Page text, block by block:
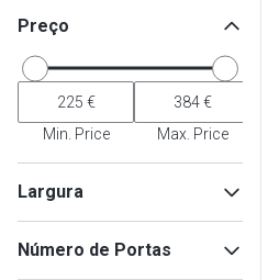
Preço
Min. Price Max. Price
Largura
Número de Portas